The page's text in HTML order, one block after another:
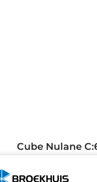
Cube Nulane
De